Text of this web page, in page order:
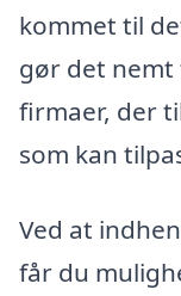
kommet til
gør det
firmaer, der
som kan
Ved at
får du